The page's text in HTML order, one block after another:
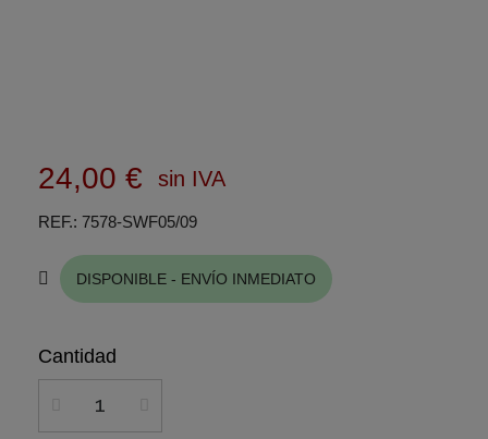
24,00 € sin IVA
REF. 7578-SWF05/09
DISPONIBLE - ENVÍO INMEDIATO
Cantidad